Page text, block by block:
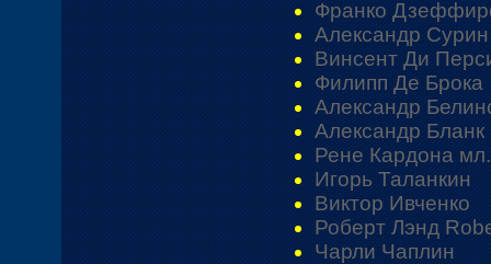
Франко
Александр Сурин
Винсент Ди
Филипп Де Брока
Александр
Александр Бланк
Рене Кардона мл.
Игорь Таланкин
Виктор Ивченко
Роберт Лэнд
Чарли Чаплин